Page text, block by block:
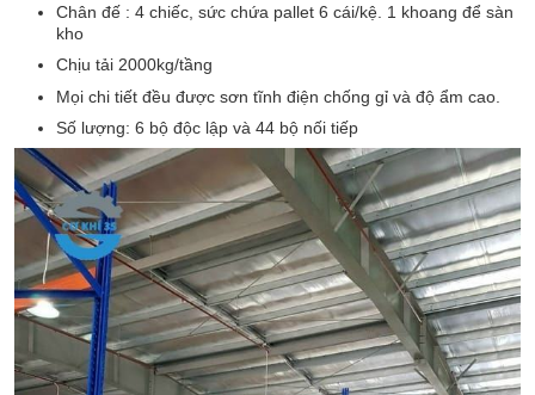
Chân đế : 4 chiếc, sức chứa pallet 6 cái/kệ. 1 khoang để sàn
kho
Chịu tải 2000kg/tầng
Mọi chi tiết đều được sơn tĩnh điện chống gỉ và độ ẩm cao.
Số lượng: 6 bộ độc lập và 44 bộ nối tiếp